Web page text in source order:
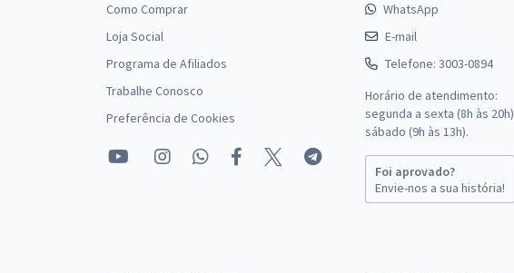
Como Comprar
Loja Social
Programa de Afiliados
Trabalhe Conosco
Preferência de Cookies
WhatsApp
E-mail
Telefone: 3003-0894
Horário de atendimento:
segunda a sexta (8h às
sábado (9h às 13h).
Foi aprovado?
Envie-nos a sua história!